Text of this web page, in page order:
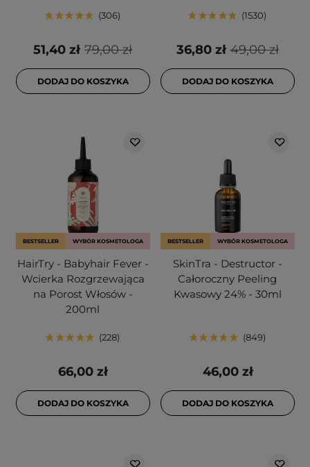
306
79,00 zł
51,40 zł
DODAJ DO KOSZYKA
1530
49,00 zł
36,80 zł
DODAJ DO KOSZYKA
BESTSELLER WYBÓR KOSMETOLOGA
HairTry - Babyhair Fever -
Wcierka Rozgrzewająca
na Porost Włosów -
200ml
228
66,00 zł
DODAJ DO KOSZYKA
BESTSELLER WYBÓR KOSMETOLOGA
SkinTra - Destructor -
Całoroczny Peeling
Kwasowy 24% - 30ml
849
46,00 zł
DODAJ DO KOSZYKA